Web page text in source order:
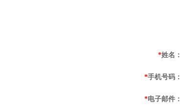
*姓名：
*手机号码：
*电子邮件：